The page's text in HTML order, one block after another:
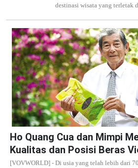
destinasi wisata yang terletak
Ho Quang Cua dan Mimpi
Kualitas dan Posisi Beras
[VOVWORLD] - Di usia yang telah lebih dari